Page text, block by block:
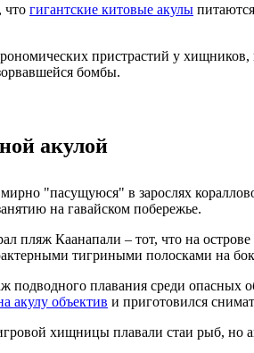
что гигантские китовые акулы
пристрастий у
бомбы.
акулой
"пасущуюся" в зарослях
на гавайском побережье.
пляж Каанапали – тот, что на
тигриными полосками на
подводного плавания среди опасных
акулу объектив и приготовился
хищницы плавали стаи рыб, но